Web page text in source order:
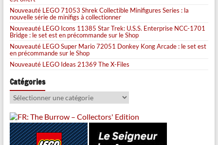
Nouveauté LEGO 71053 Shrek Collectible Minifigures Series : la
nouvelle série de minifigs à collectionner
Nouveauté LEGO Icons 11385 Star Trek: U.S.S. Enterprise NCC-1701
Bridge : le set est en précommande sur le Shop
Nouveauté LEGO Super Mario 72051 Donkey Kong Arcade : le set est
en précommande sur le Shop
Nouveauté LEGO Ideas 21369 The X-Files
Catégories
Catégories